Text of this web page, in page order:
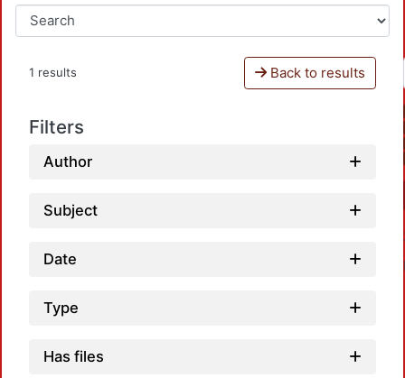
1 results Back to results
Filters
Author
Subject
Date
Type
Has files